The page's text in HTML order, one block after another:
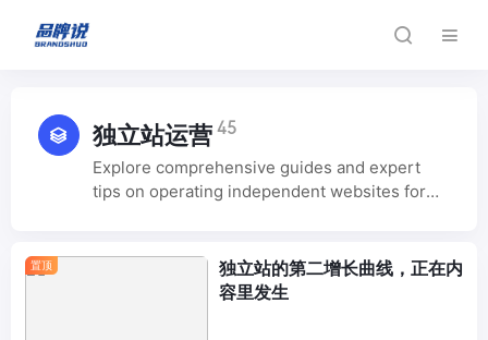
独立站运营45
Explore comprehensive guides and expert
tips on operating independent websites for
payment integration and logistics solutions,
we cover everything you need to build and
置顶
独立站的第二增长曲线，正在内
容里发生